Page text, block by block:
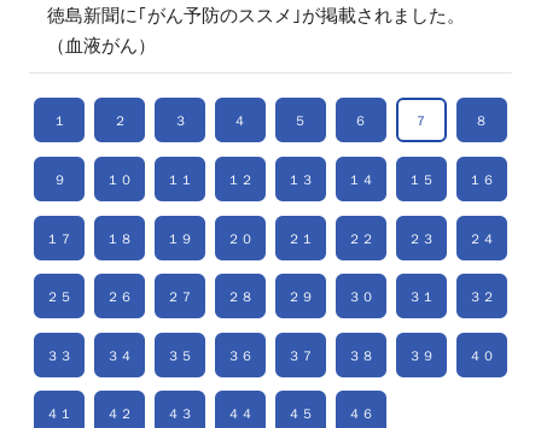
徳島新聞に｢がん予防のススメ｣が掲載されました。
（血液がん）
１ ２ ３ ４ ５ ６ ７ ８
９ １０ １１ １２ １３ １４ １５ １６
１７ １８ １９ ２０ ２１ ２２ ２３ ２４
２５ ２６ ２７ ２８ ２９ ３０ ３１ ３２
３３ ３４ ３５ ３６ ３７ ３８ ３９ ４０
４１ ４２ ４３ ４４ ４５ ４６